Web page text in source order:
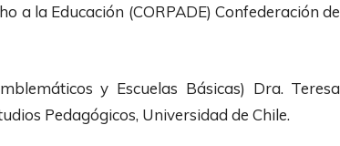
a la Educación (CORPADE) Confederación de
y Escuelas Básicas) Dra. Teresa
Pedagógicos, Universidad de Chile.